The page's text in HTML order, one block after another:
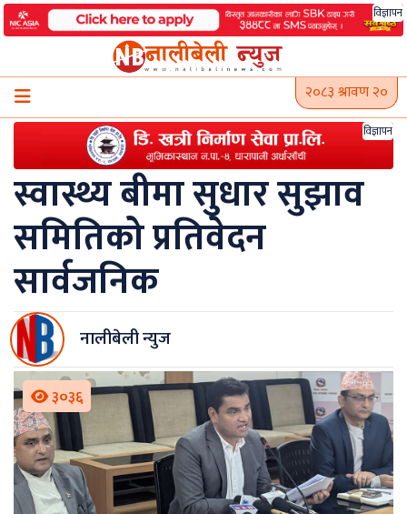
Skip
to
विज्ञापन
२०८३ श्रावण २०
विज्ञापन
स्वास्थ्य बीमा सुधार सुझाव
समितिको प्रतिवेदन
सार्वजनिक
नालीबेली न्युज
३०३६